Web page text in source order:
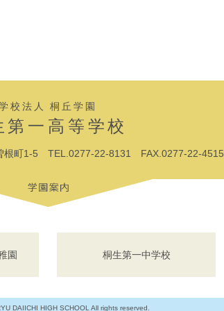
校法人 桐丘学園
第一高等学校
根町1-5 TEL.0277-22-8131 FAX.0277-22-4515
園 桐生第一中学校
DAIICHI HIGH SCHOOL All rights reserved.